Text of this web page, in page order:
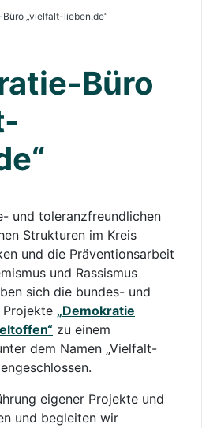
„vielfalt-lieben.de“
Büro
und toleranzfreundlichen
Strukturen im Kreis
und die Präventionsarbeit
und Rassismus
sich die bundes- und
„Demokratie
zu einem
dem Namen „Vielfalt-
eigener Projekte und
und begleiten wir